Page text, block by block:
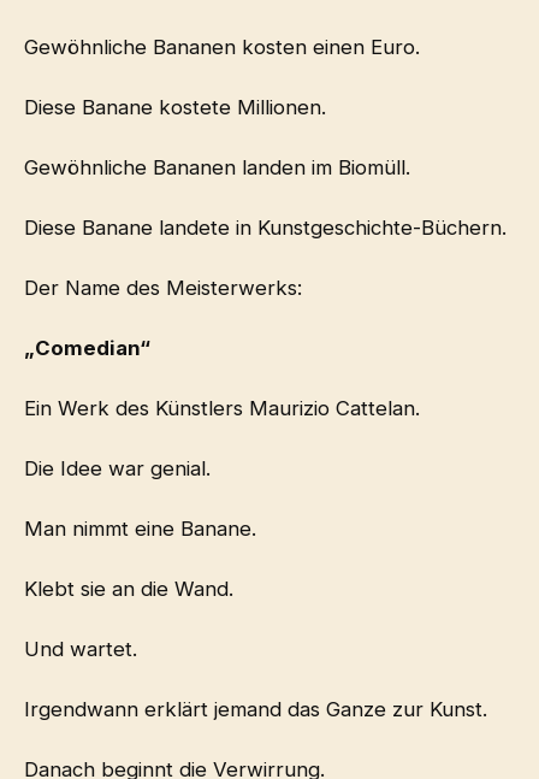
Gewöhnliche Bananen kosten einen Euro.
Diese Banane kostete Millionen.
Gewöhnliche Bananen landen im Biomüll.
Diese Banane landete in Kunstgeschichte-Büchern.
Der Name des Meisterwerks:
„Comedian“
Ein Werk des Künstlers Maurizio Cattelan.
Die Idee war genial.
Man nimmt eine Banane.
Klebt sie an die Wand.
Und wartet.
Irgendwann erklärt jemand das Ganze zur Kunst.
Danach beginnt die Verwirrung.